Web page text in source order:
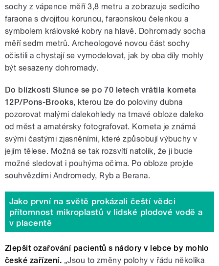
sochy z vápence měří 3,8 metru a zobrazuje sedícího
faraona s dvojitou korunou, faraonskou čelenkou a
symbolem královské kobry na hlavě. Dohromady socha
měří sedm metrů. Archeologové novou část sochy
očistili a chystají se vymodelovat, jak by oba díly mohly
být sesazeny dohromady.
Do blízkosti Slunce se po 70 letech vrátila kometa
12P/Pons-Brooks, kterou lze do poloviny dubna
pozorovat malými dalekohledy na tmavé obloze daleko
od měst a amatérsky fotografovat. Kometa je známá
svými častými zjasněními, které způsobují výbuchy v
jejím tělese. Možná se tak rozsvítí natolik, že ji bude
možné sledovat i pouhýma očima. Po obloze projde
souhvězdími Andromedy, Ryb a Berana.
Jako první na světě prokázali čeští vědci
přítomnost mikroplastů v lidské plodové vodě a
v placentě
Zlepšit ozařování pacientů s nádory v lebce by mohlo
české zařízení. „Jsou to změny polohy v řádu několika